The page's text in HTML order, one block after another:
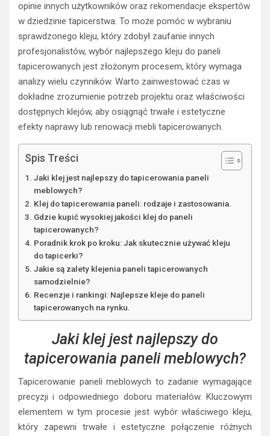
opinie innych użytkowników oraz rekomendacje ekspertów
w dziedzinie tapicerstwa. To może pomóc w wybraniu
sprawdzonego kleju, który zdobył zaufanie innych
profesjonalistów, wybór najlepszego kleju do paneli
tapicerowanych jest złożonym procesem, który wymaga
analizy wielu czynników. Warto zainwestować czas w
dokładne zrozumienie potrzeb projektu oraz właściwości
dostępnych klejów, aby osiągnąć trwałe i estetyczne
efekty naprawy lub renowacji mebli tapicerowanych.
Spis Treści
Jaki klej jest najlepszy do tapicerowania paneli
meblowych?
Klej do tapicerowania paneli: rodzaje i zastosowania.
Gdzie kupić wysokiej jakości klej do paneli
tapicerowanych?
Poradnik krok po kroku: Jak skutecznie używać kleju
do tapicerki?
Jakie są zalety klejenia paneli tapicerowanych
samodzielnie?
Recenzje i rankingi: Najlepsze kleje do paneli
tapicerowanych na rynku.
Jaki klej jest najlepszy do
tapicerowania paneli meblowych?
Tapicerowanie paneli meblowych to zadanie wymagające
precyzji i odpowiedniego doboru materiałów. Kluczowym
elementem w tym procesie jest wybór właściwego kleju,
który zapewni trwałe i estetyczne połączenie różnych